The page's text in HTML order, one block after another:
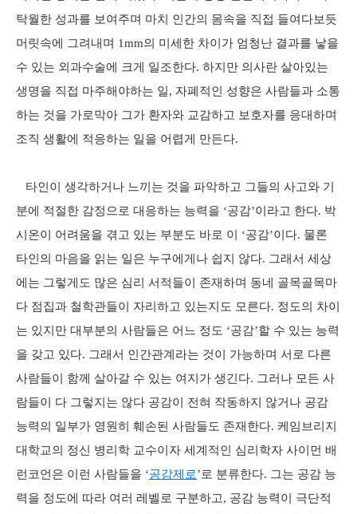
탁월한 성과를 보여주며 마치 인간의 몸속을 직접 들여다보듯
머릿속에 그려내며 1mm의 미세한 차이가 엄청난 결과를 낳을
수 있는 외과수술에 크게 일조한다. 하지만 의사란 살아있는
생명을 직접 마주해야하는 일, 자폐적인 성향은 사람들과 소통
하는 것을 가로막아 그가 환자와 교감하고 보호자를 응대하며
조직 생활에 적응하는 일을 어렵게 만든다.
타인이 생각하거나 느끼는 것을 파악하고 그들의 사고와 기
분에 적절한 감정으로 대응하는 능력을 ‘공감’이라고 한다. 박
시온이 어려움을 겪고 있는 부분도 바로 이 ‘공감’이다. 물론
타인의 마음을 읽는 일은 누구에게나 쉽지 않다. 그래서 세상
에는 그렇게도 많은 심리 서적들이 존재하며 동네 골목골목마
다 점집과 철학관들이 자리하고 있는지도 모른다. 정도의 차이
는 있지만 대부분의 사람들은 어느 정도 ‘공감’할 수 있는 능력
을 갖고 있다. 그래서 인간관계라는 것이 가능하며 서로 다른
사람들이 함께 살아갈 수 있는 여지가 생긴다. 그러나 모든 사
람들이 다 그렇지는 않다 공감이 전혀 작동하지 않거나 공감
능력의 일부가 영원히 훼손된 사람들도 존재한다. 케임브리지
대학교의 정신 병리학 교수이자 세계적인 심리학자 사이먼 배
런코언은 이런 사람들을 ‘공감제로’로 분류한다. 그는 공감 능
력을 정도에 따라 여러 레벨로 구분하고, 공감 능력이 극단적